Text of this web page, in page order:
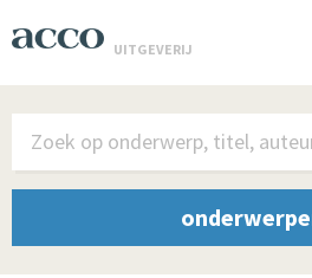
UITGEVERIJ